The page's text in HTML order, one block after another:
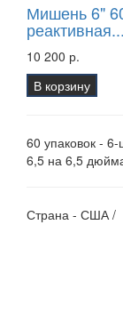
Мишень 6"
реактивная...
10 200 р.
В корзину
60 упаковок -
6,5 на 6,5
Страна - США /